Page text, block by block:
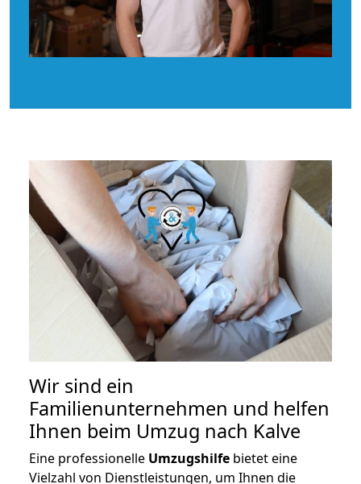
Wir sind ein
Familienunternehmen und helfen
Ihnen beim Umzug nach Kalve
Eine professionelle Umzugshilfe bietet eine
Vielzahl von Dienstleistungen, um Ihnen die